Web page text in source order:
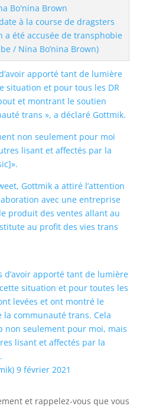
à la course de dragsters
a été accusée de transphobie
/ Nina Bo’nina Brown)
apporté tant de lumière
situation et pour tous les DR
et montrant le soutien
trans », a déclaré Gottmik.
non seulement pour moi
lisant et affectés par la
Gottmik a attiré l’attention
avec une entreprise
produit des ventes allant au
au profit des vies trans
d’avoir apporté tant de lumière
situation et pour toutes les
levées et ont montré le
communauté trans. Cela
non seulement pour moi, mais
lisant et affectés par la
9 février 2021
et rappelez-vous que vous